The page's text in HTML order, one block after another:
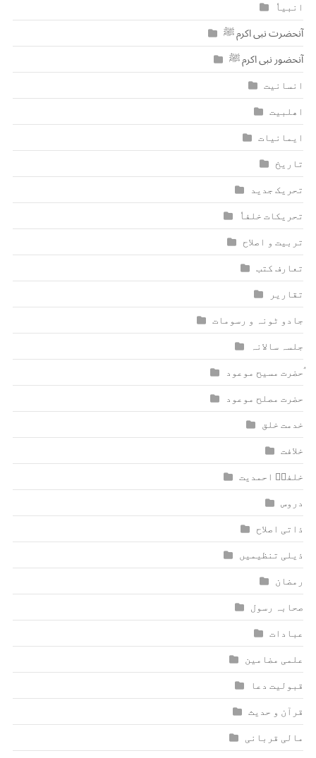
انبیاٗ
آنحضرت نبی اکرم ﷺ
آنحضور نبی اکرم ﷺ
انسانیت
اھلبیت
ایمانیات
تاریخ
تحریک جدید
تحریکات خلفاٗ
تربیت و اصلاح
تعارف کتب
تقاریر
جادو ٹونہ و رسومات
جلسہ سالانہ
ٰؑحضرت مسیح موعود
حضرت مصلح موعود
خدمت خلق
خلافت
خلفاؑ احمدیت
دروس
ذاتی اصلاح
ذیلی تنظیمیں
رمضان
صحابہ رسول
عبادات
علمی مضامین
قبولیت دعا
قرآن و حدیث
مالی قربانی